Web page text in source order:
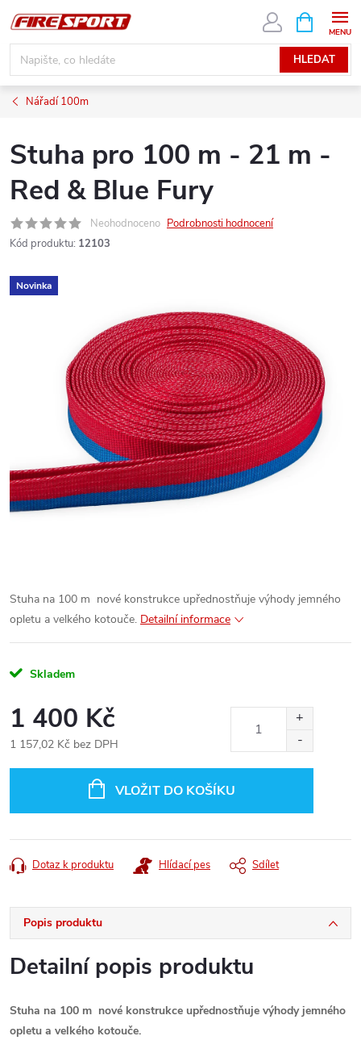
na
obsah
HLEDAT
NÁKUPNÍ
KOŠÍK
Nářadí 100m
Stuha pro 100 m - 21 m -
Red & Blue Fury
Neohodnoceno Podrobnosti hodnocení
Kód produktu: 12103
Novinka
Stuha na 100 m nové konstrukce upřednostňuje výhody jemného
opletu a velkého kotouče. Detailní informace
Skladem
1 400 Kč
1 157,02 Kč bez DPH
VLOŽIT DO KOŠÍKU
Dotaz k produktu Hlídací pes Sdílet
Popis produktu
Detailní popis produktu
Stuha na 100 m nové konstrukce upřednostňuje výhody jemného
opletu a velkého kotouče.